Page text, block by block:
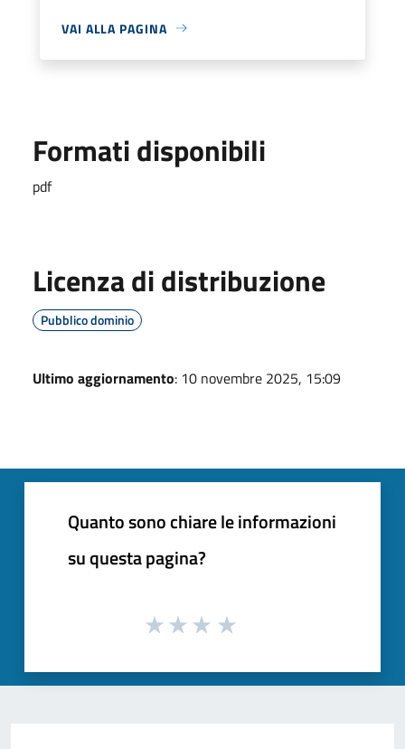
VAI ALLA PAGINA
Formati disponibili
pdf
Licenza di distribuzione
Pubblico dominio
Ultimo aggiornamento: 10 novembre 2025, 15:09
Quanto sono chiare le informazioni
su questa pagina?